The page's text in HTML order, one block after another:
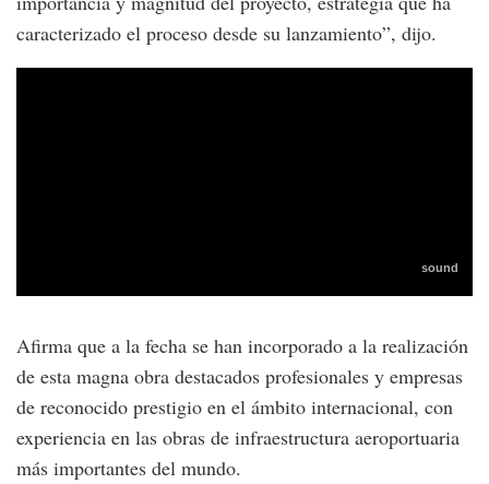
caracterizado el proceso desde su lanzamiento”, dijo.
Afirma que a la fecha se han incorporado a la realización
de esta magna obra destacados profesionales y empresas
de reconocido prestigio en el ámbito internacional, con
experiencia en las obras de infraestructura aeroportuaria
más importantes del mundo.